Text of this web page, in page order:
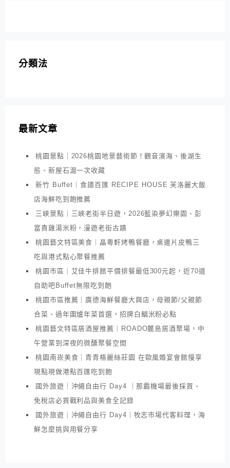
分類法
最新文章
桃園景點｜2026桃園地景藝術節！觀音濱海、後湖生
態、新屋石滬一次收藏
新竹 Buffet｜食譜百匯 RECIPE HOUSE 芙洛麗大飯
店海鮮吃到飽推薦
三峽景點｜三峽老街半日遊，2026藍染夢幻樂園、彭
富貴雞湯米粉，漫遊老街古蹟
桃園藝文特區美食｜晶粵軒烤鴨餐廳，桌邊片皮鴨三
吃與港式點心聚餐推薦
桃園市區｜艾佳牛排館平價排餐最低300元起，近70道
自助吧Buffet無限吃到飽
桃園市區推薦｜廣德海鮮餐廳大興店，母親節/父親節
合菜、過年圍爐年菜首選，招牌白鯧米粉必點
桃園藝文特區居酒屋推薦｜ROADO麓島居酒聚場，中
午營業到深夜的微醺聚餐空間
桃園南崁美食｜青青格麗絲莊園 在歐風婚宴會館慢享
現點現做港點百匯吃到飽
國外旅遊｜沖繩自由行 Day4 ｜那霸機場最後採買、
免稅店必買戰利品與美食全記錄
國外旅遊｜沖繩自由行 Day4｜牧志市場代客料理，海
鮮怎麼挑與用餐分享